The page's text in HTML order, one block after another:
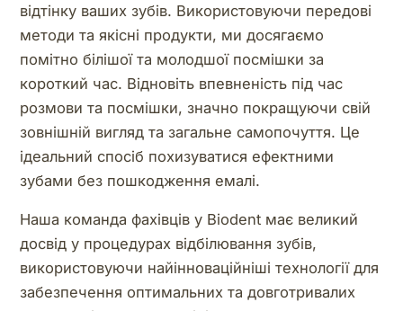
відтінку ваших зубів. Використовуючи передові
методи та якісні продукти, ми досягаємо
помітно білішої та молодшої посмішки за
короткий час. Відновіть впевненість під час
розмови та посмішки, значно покращуючи свій
зовнішній вигляд та загальне самопочуття. Це
ідеальний спосіб похизуватися ефектними
зубами без пошкодження емалі.
Наша команда фахівців у Biodent має великий
досвід у процедурах відбілювання зубів,
використовуючи найінноваційніші технології для
забезпечення оптимальних та довготривалих